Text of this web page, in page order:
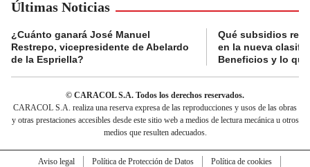
Últimas Noticias
¿Cuánto ganará José Manuel
Restrepo, vicepresidente de Abelardo
de la Espriella?
Qué subsidios
en la nueva
Beneficios y lo
© CARACOL S.A. Todos los derechos reservados.
CARACOL S.A. realiza una reserva expresa de las reproducciones y usos de las obras
y otras prestaciones accesibles desde este sitio web a medios de lectura mecánica u otros
medios que resulten adecuados.
Aviso legal Política de Protección de Datos
Política de cookies